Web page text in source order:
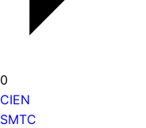
0
CIEN
SMTC